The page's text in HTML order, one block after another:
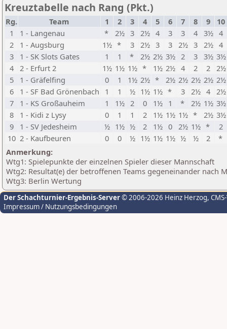
Kreuztabelle nach Rang (Pkt.)
Rg. Team 1 2 3 4 5 6 7 8 9
10
1
1 - Langenau * 2½ 3 2½ 4 3 3 4 3½ 4
2
1 - Augsburg 1½ * 3 2½ 3 3 2½ 3 2½ 4
3
1 - SK Slots Gates 1 1 * 2½ 2½ 3½ 2 3 3½ 3½
4 2 - Erfurt 2 1½ 1½ 1½ * 1½ 2½ 4 2 2 2½
5
1 - Gräfelfing 0 1 1½ 2½ * 2½ 2½ 2½ 2½ 2½
6
1 - SF Bad Grönenbach 1 1 ½ 1½ 1½ * 3 2½ 4 2½
7
1 - KS Großauheim 1 1½ 2 0 1½ 1 * 2½ 1½ 3½
8
1 - Kidi z Lysy 0 1 1 2 1½ 1½ 1½ * 2½ 3½
9
1 - SV Jedesheim ½ 1½ ½ 2 1½ 0 2½ 1½ *
2
10 2 - Kaufbeuren 0 0 ½ 1½ 1½ 1½ ½ ½ 2
*
Anmerkung:
Wtg1: Spielepunkte der einzelnen Spieler dieser Mannschaft
Wtg2: Resultat(e) der betroffenen Teams gegeneinander nach
Wtg3: Berlin Wertung
Der Schachturnier-Ergebnis-Server© 2006-2026 Heinz Herzog,
Impressum / Nutzungsbedingungen